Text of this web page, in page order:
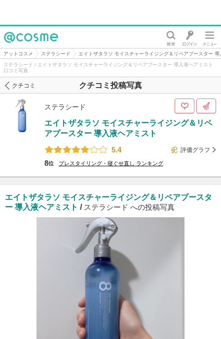
@cosme
アットコスメ ステラシード
エイトザタラソ モイスチャーライジング＆リペアブースター
ステラシード / エイトザタラソ モイスチャーライジング＆リペアブースター 導入液ヘアミスト
口コミ写真
クチコミ投稿写真
クチコミ
ステラシード
エイトザタラソ モイスチャーライジング＆リペ
アブースター 導入液ヘアミスト
5.4
評価グラフ
8位 プレスタイリング・寝ぐせ直し ランキング
エイトザタラソ モイスチャーライジング＆リペアブースタ
ー 導入液ヘアミスト / ステラシード への投稿写真